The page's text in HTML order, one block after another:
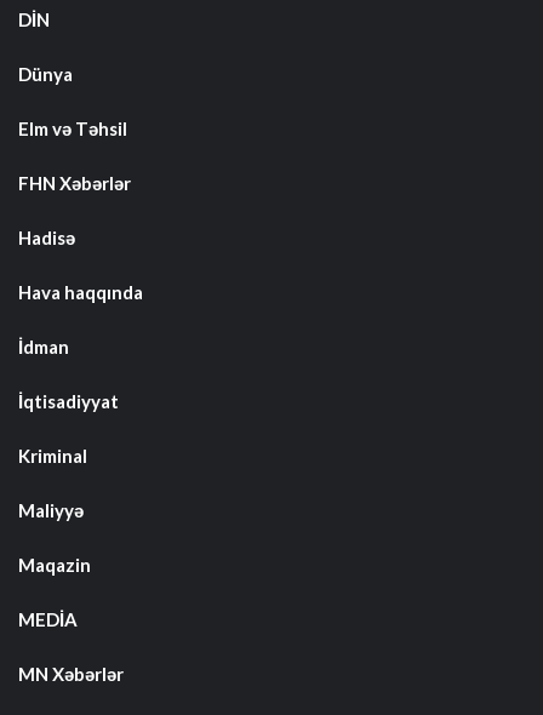
DİN
Dünya
Elm və Təhsil
FHN Xəbərlər
Hadisə
Hava haqqında
İdman
İqtisadiyyat
Kriminal
Maliyyə
Maqazin
MEDİA
MN Xəbərlər